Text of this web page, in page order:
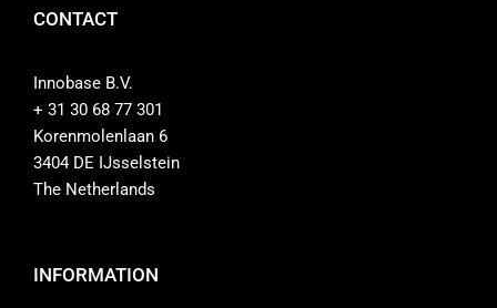
CONTACT
Innobase B.V.
+ 31 30 68 77 301
Korenmolenlaan 6
3404 DE IJsselstein
The Netherlands
INFORMATION